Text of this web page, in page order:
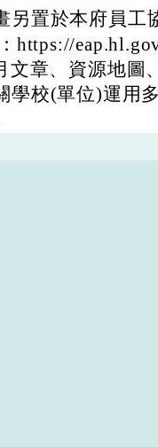
另置於本府員工
https://
文章、資源地圖
學校(單位)運用